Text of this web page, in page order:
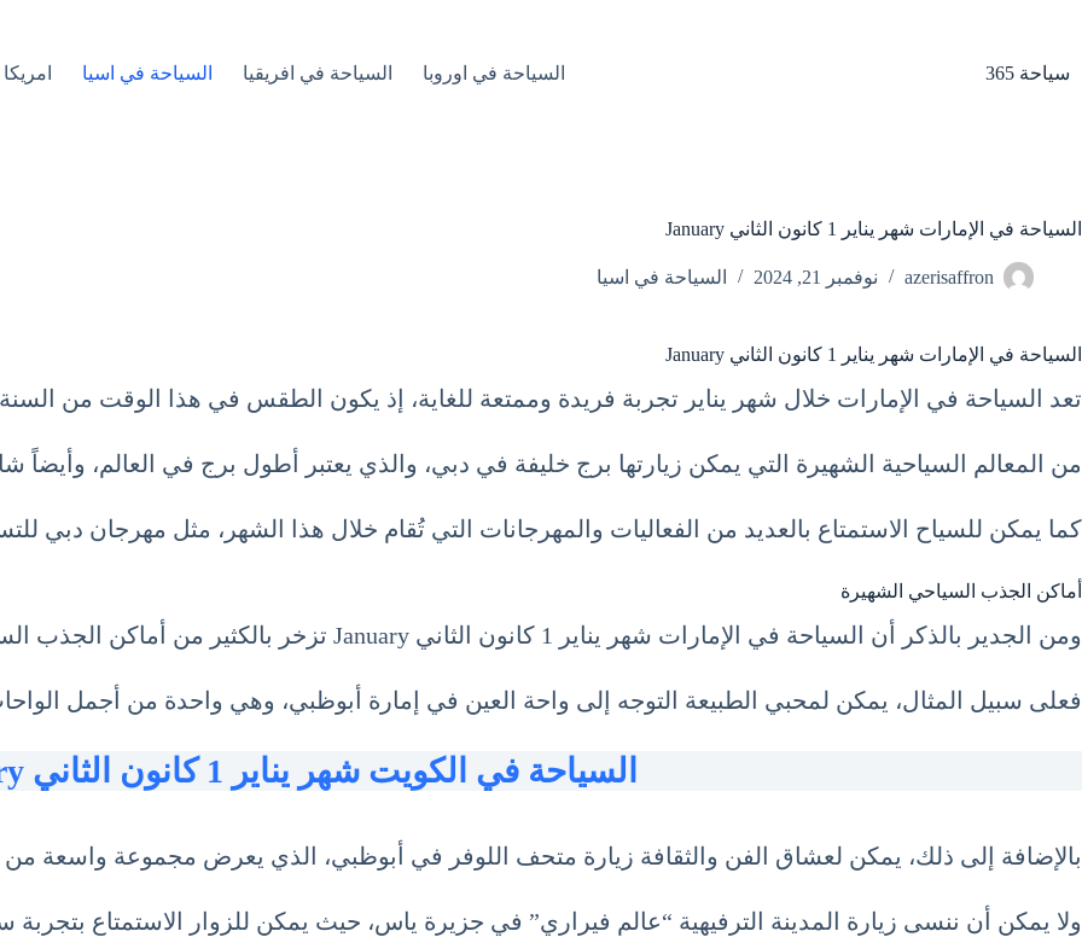
سياحة 365 السياحة في اوروبا السياحة في افريقيا السياحة في اسيا
السياحة في الإمارات شهر يناير 1 كانون الثاني January
azerisaffron نوفمبر 21, 2024 السياحة في اسيا
السياحة في الإمارات شهر يناير 1 كانون الثاني January
تعد السياحة في الإمارات خلال شهر يناير تجربة فريدة وممتعة للغاية، إذ يكون الطقس في هذا الوقت من السنة
من المعالم السياحية الشهيرة التي يمكن زيارتها برج خليفة في دبي، والذي يعتبر أطول برج في العالم،
كما يمكن للسياح الاستمتاع بالعديد من الفعاليات والمهرجانات التي تُقام خلال هذا الشهر، مثل مهرجان دبي
أماكن الجذب السياحي الشهيرة
ومن الجدير بالذكر أن السياحة في الإمارات شهر يناير 1 كانون الثاني January تزخر بالكثير من أماكن الجذب السياحي التي تناسب جميع الأذواق.
فعلى سبيل المثال، يمكن لمحبي الطبيعة التوجه إلى واحة العين في إمارة أبوظبي، وهي واحدة من أجمل
السياحة في الكويت شهر يناير 1 كانون الثاني January
بالإضافة إلى ذلك، يمكن لعشاق الفن والثقافة زيارة متحف اللوفر في أبوظبي، الذي يعرض مجموعة واسعة من
ولا يمكن أن ننسى زيارة المدينة الترفيهية “عالم فيراري” في جزيرة ياس، حيث يمكن للزوار الاستمتاع بتجربة